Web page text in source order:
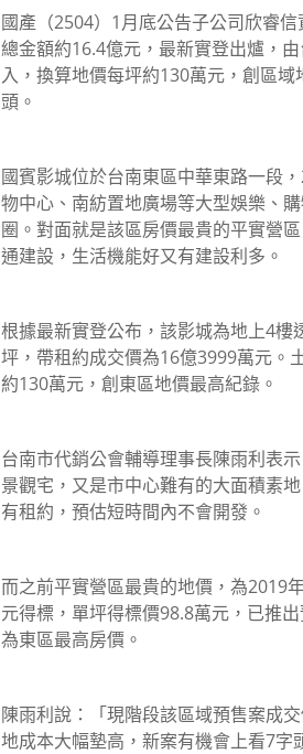
國產（2504）1月底公告子公司欣睿
總金額約16.4億元，最新實登出爐，
入，換算地價每坪約130萬元，創區
頭。
國賓影城位於台南東區中華東路一段
物中心、南紡置地廣場等大型娛樂、
圈。對面就是該區房價最貴的平實營
通建設，生活機能好又有建設利多。
根據最新實登公布，該影城為地上4
坪，帶租約成交價為16億3999萬元。
約130萬元，創東區地價最高紀錄。
台南市代銷公會輔導理事長陳雨利表
景觀宅，又是市中心難有的大面積素
有租約，預估短時間內不會開發。
而之前平實營區最貴的地價，為2019
元得標，單坪得標價98.8萬元，已推
為東區最高房價。
陳雨利說：「現階段該區域預售案成
地成本大幅墊高，新案有機會上看7字